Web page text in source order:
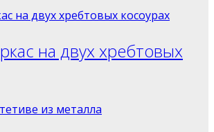
на двух хребтовых